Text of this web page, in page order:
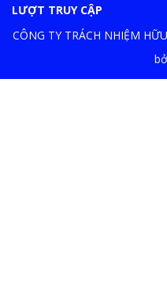
LƯỢT TRUY CẬP
CÔNG TY TRÁCH NHIỆM